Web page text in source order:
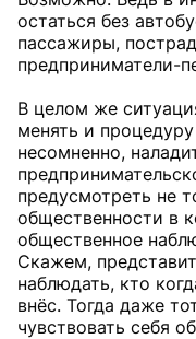
остаться без
пассажиры,
предприниматели-
В целом же
менять и
несомненно,
предусмотреть не
общественности в
общественное
Скажем,
наблюдать, кто
внёс. Тогда даже
чувствовать себя